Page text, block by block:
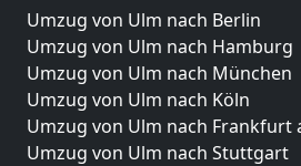
Umzug von Ulm nach Berlin
Umzug von Ulm nach Hamburg
Umzug von Ulm nach München
Umzug von Ulm nach Köln
Umzug von Ulm nach Frankfurt
Umzug von Ulm nach Stuttgart